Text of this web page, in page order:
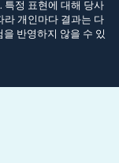
특정 표현에 대해 당사
라 개인마다 결과는 다
반영하지 않을 수 있